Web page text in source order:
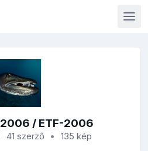
2006 / ETF-2006
41 szerző 135 kép